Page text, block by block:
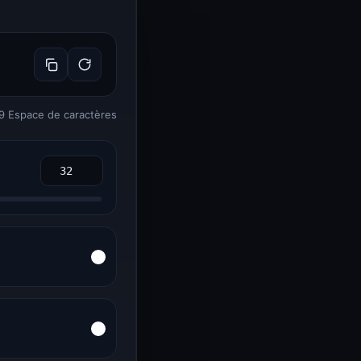
Espace de caractères